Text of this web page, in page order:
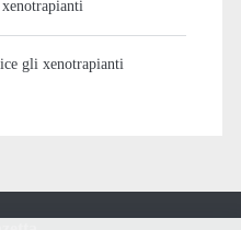
gli xenotrapianti